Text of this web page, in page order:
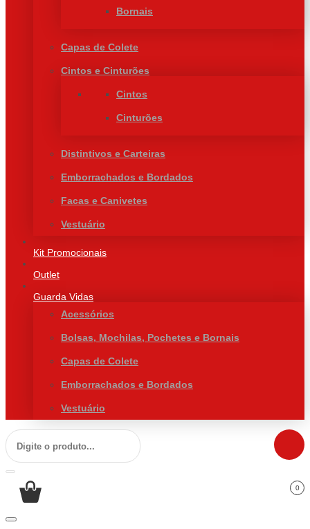
Bornais
Capas de Colete
Cintos e Cinturões
Cintos
Cinturões
Distintivos e Carteiras
Emborrachados e Bordados
Facas e Canivetes
Vestuário
Kit Promocionais
Outlet
Guarda Vidas
Acessórios
Bolsas, Mochilas, Pochetes e Bornais
Capas de Colete
Emborrachados e Bordados
Vestuário
0